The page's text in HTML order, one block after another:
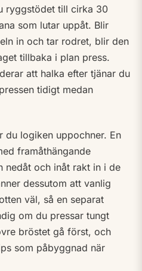
ryggstödet till cirka 30
som lutar uppåt. Blir
in och tar rodret, blir den
tillbaka i plan press.
att halka efter tjänar du
tidigt medan
du logiken uppochner. En
framåthängande
nedåt och inåt rakt in i de
dessutom att vanlig
väl, så en separat
om du pressar tungt
bröstet gå först, och
som påbyggnad när